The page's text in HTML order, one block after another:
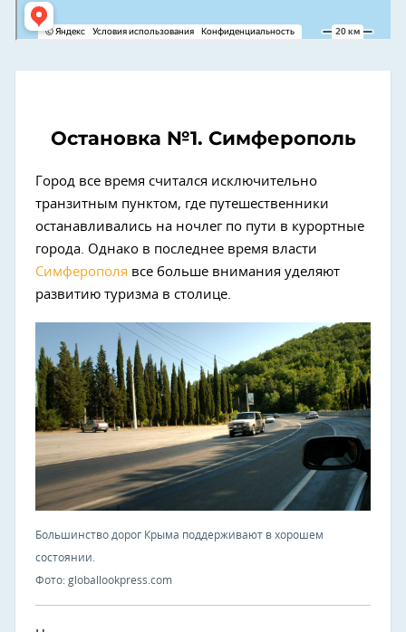
Остановка №1. Симферополь
Город все время считался исключительно
транзитным пунктом, где путешественники
останавливались на ночлег по пути в курортные
города. Однако в последнее время власти
Симферополя все больше внимания уделяют
развитию туризма в столице.
Большинство дорог Крыма поддерживают в хорошем
состоянии.
Фото: globallookpress.com